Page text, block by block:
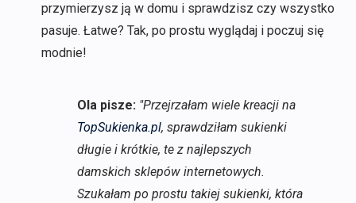
przymierzysz ją w domu i sprawdzisz czy wszystko
pasuje. Łatwe? Tak, po prostu wyglądaj i poczuj się
modnie!
Ola pisze: "Przejrzałam wiele kreacji na
TopSukienka.pl, sprawdziłam sukienki
długie i krótkie, te z najlepszych
damskich sklepów internetowych.
Szukałam po prostu takiej sukienki, która